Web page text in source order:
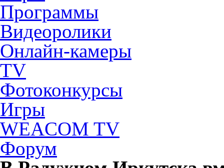
Программы
Видеоролики
Онлайн-камеры
TV
Фотоконкурсы
Игры
WEACOM TV
Форум